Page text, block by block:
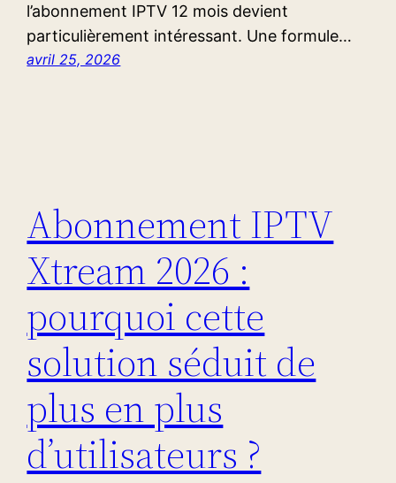
l’abonnement IPTV 12 mois devient
particulièrement intéressant. Une formule…
avril 25, 2026
Abonnement IPTV
Xtream 2026 :
pourquoi cette
solution séduit de
plus en plus
d’utilisateurs ?